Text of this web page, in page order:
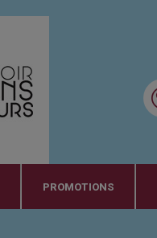
PROMOTIONS